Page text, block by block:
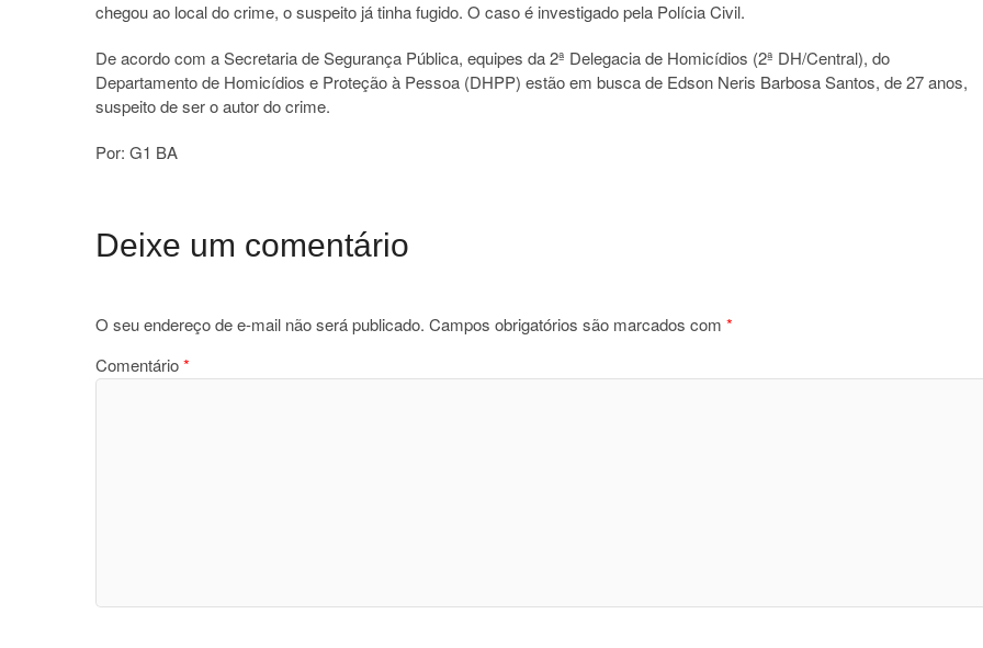
chegou ao local do crime, o suspeito já tinha fugido. O caso é investigado pela Polícia Civil.
De acordo com a Secretaria de Segurança Pública, equipes da 2ª Delegacia de Homicídios (2ª DH/Central), do
Departamento de Homicídios e Proteção à Pessoa (DHPP) estão em busca de Edson Neris Barbosa Santos, de 27 anos,
suspeito de ser o autor do crime.
Por: G1 BA
Deixe um comentário
O seu endereço de e-mail não será publicado. Campos obrigatórios são marcados com *
Comentário*